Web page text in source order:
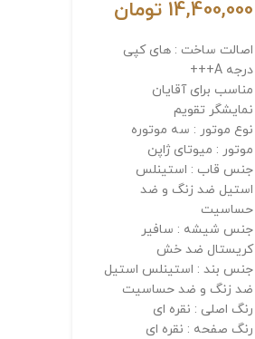
14,400,000 تومان
اصالت ساخت : های کپی
درجه A+++
مناسب برای آقایان
نمایشگر تقویم
نوع موتور : سه موتوره
موتور : میوتای ژاپن
جنس قاب : استینلس
استیل ضد زنگ و ضد
حساسیت
جنس شیشه : سافیر
کریستال ضد خش
جنس بند : استینلس استیل
ضد زنگ و ضد حساسیت
رنگ اصلی : نقره ای
رنگ صفحه : نقره ای